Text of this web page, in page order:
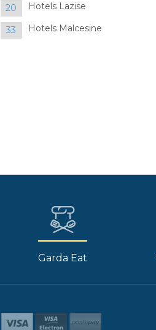
20 Hotels Lazise
33 Hotels Malcesine
Garda Eat